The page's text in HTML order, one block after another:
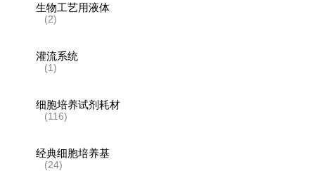
生物工艺用液体
(2)
灌流系统
(1)
细胞培养试剂耗材
(116)
经典细胞培养基
(24)